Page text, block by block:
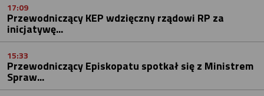
17:09
Przewodniczący KEP wdzięczny rządowi RP za
inicjatywę...
15:33
Przewodniczący Episkopatu spotkał się z Ministrem
Spraw...